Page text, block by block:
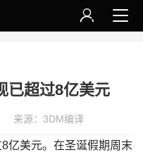
已超过8亿美元
来源：3DM编译
亿美元。在圣诞假期周末